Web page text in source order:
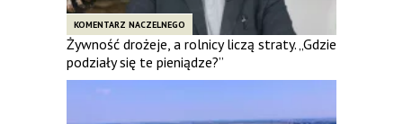
KOMENTARZ NACZELNEGO
Żywność drożeje, a rolnicy liczą straty. „Gdzie
podziały się te pieniądze?”